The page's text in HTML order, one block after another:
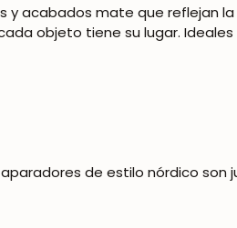
acabados mate que reflejan la
objeto tiene su lugar. Ideales
de estilo nórdico son